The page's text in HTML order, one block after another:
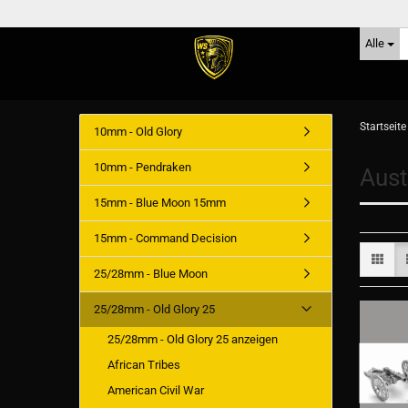
Alle
Startseite
10mm - Old Glory
10mm - Pendraken
15mm - Blue Moon 15mm
15mm - Command Decision
25/28mm - Blue Moon
25/28mm - Old Glory 25
25/28mm - Old Glory 25 anzeigen
African Tribes
American Civil War